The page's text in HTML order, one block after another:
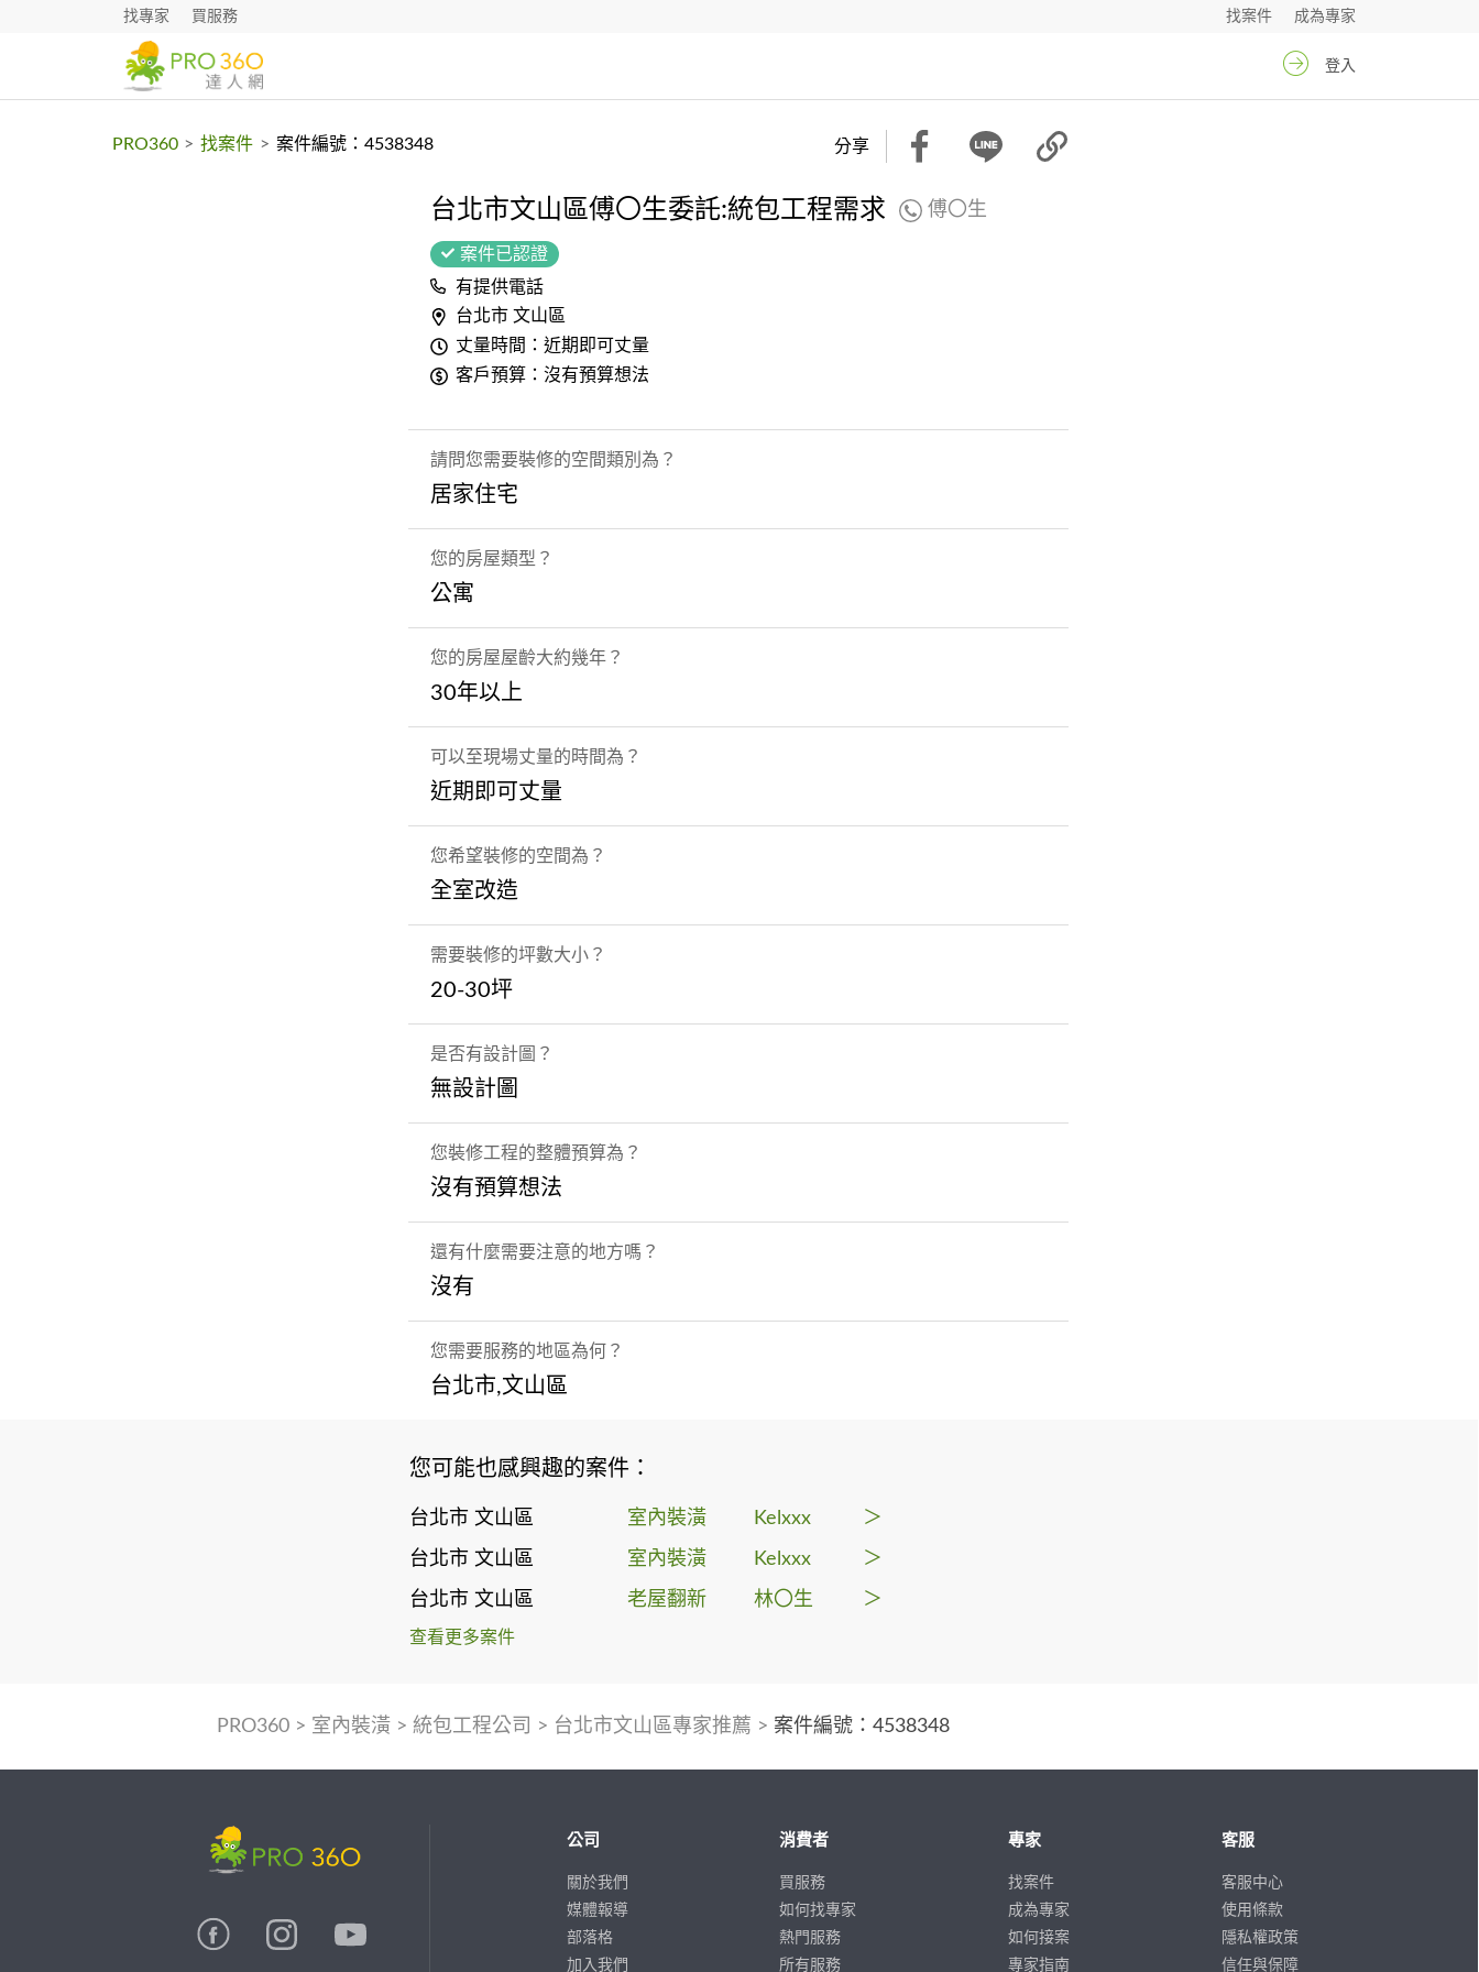
找專家 買服務 成為專家
找案件
登入
PRO360 > 找案件 > 案件編號：4538348 分享
台北市文山區傅〇生委託:統包工程需求 傅〇生
案件已認證
有提供電話
台北市 文山區
丈量時間：近期即可丈量
客戶預算：沒有預算想法
請問您需要裝修的空間類別為？
居家住宅
您的房屋類型？
公寓
您的房屋屋齡大約幾年？
30年以上
可以至現場丈量的時間為？
近期即可丈量
您希望裝修的空間為？
全室改造
需要裝修的坪數大小？
20-30坪
是否有設計圖？
無設計圖
您裝修工程的整體預算為？
沒有預算想法
還有什麼需要注意的地方嗎？
沒有
您需要服務的地區為何？
台北市,文山區
您可能也感興趣的案件：
台北市 文山區 室內裝潢 Kelxxx ＞
台北市 文山區 室內裝潢 Kelxxx ＞
台北市 文山區 老屋翻新 林〇生 ＞
查看更多案件
PRO360> 室內裝潢> 統包工程公司 > 台北市文山區專家推薦 > 案件編號：4538348
公司
關於我們
媒體報導
部落格
加入我們
消費者
買服務
如何找專家
熱門服務
所有服務
專家
找案件
成為專家
如何接案
專家指南
客服
客服中心
使用條款
隱私權政策
信任與保障